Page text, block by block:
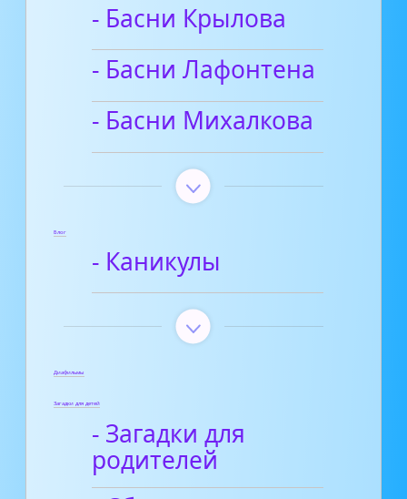
- Басни Крылова
- Басни Лафонтена
- Басни Михалкова
Блог
- Каникулы
Диафильмы
Загадки для детей
- Загадки для
родителей